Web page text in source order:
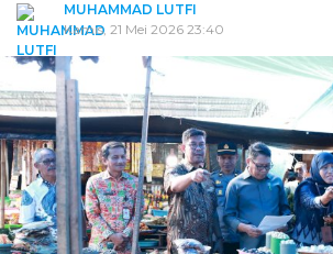
MUHAMMAD LUTFI
Kamis, 21 Mei 2026 23:40